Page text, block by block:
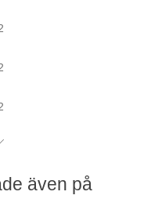
även på